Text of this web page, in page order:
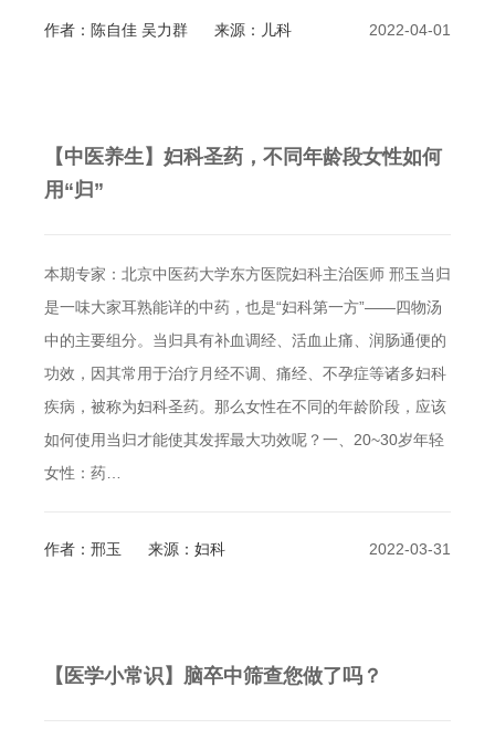
2022-04-01
作者：陈自佳 吴力群 来源：儿科
【中医养生】妇科圣药，不同年龄段女性如何
用“归”
本期专家：北京中医药大学东方医院妇科主治医师 邢玉当归
是一味大家耳熟能详的中药，也是“妇科第一方”——四物汤
中的主要组分。当归具有补血调经、活血止痛、润肠通便的
功效，因其常用于治疗月经不调、痛经、不孕症等诸多妇科
疾病，被称为妇科圣药。那么女性在不同的年龄阶段，应该
如何使用当归才能使其发挥最大功效呢？一、20~30岁年轻
女性：药…
2022-03-31
作者：邢玉 来源：妇科
【医学小常识】脑卒中筛查您做了吗？